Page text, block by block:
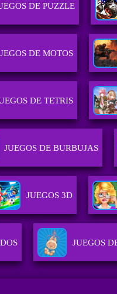
DE PUZZLE
DE MOTOS
DE TETRIS
JUEGOS DE BURBUJAS
JUEGOS 3D
JUEGOS